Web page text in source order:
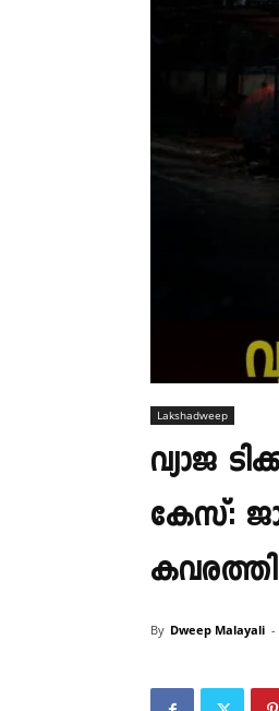
Lakshadweep
വ്യാജ
കേസ്:
By Dweep Malayali -